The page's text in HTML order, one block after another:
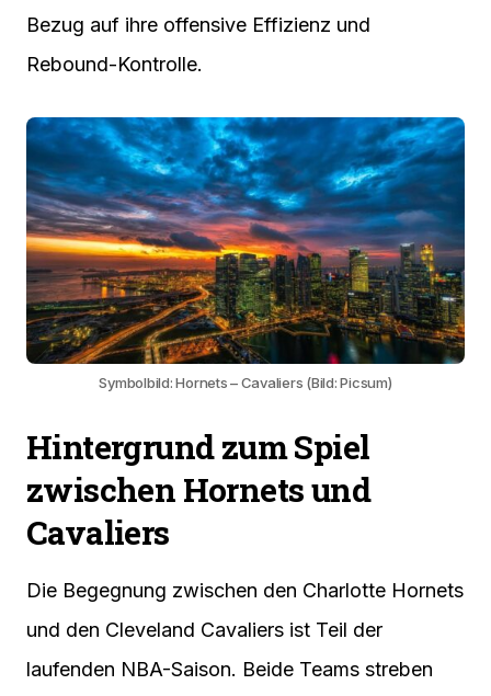
Bezug auf ihre offensive Effizienz und
Rebound-Kontrolle.
Symbolbild: Hornets – Cavaliers (Bild: Picsum)
Hintergrund zum Spiel
zwischen Hornets und
Cavaliers
Die Begegnung zwischen den Charlotte Hornets
und den Cleveland Cavaliers ist Teil der
laufenden NBA-Saison. Beide Teams streben